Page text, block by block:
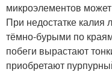
микроэлементов
При недостатке калия
тёмно-бурыми по
побеги вырастают
приобретают